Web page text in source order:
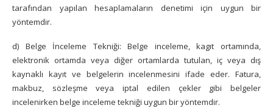
tarafından yapılan hesaplamaların denetimi için uygun bir
yöntemdir.
d) Belge İnceleme Tekniği: Belge inceleme, kagıt ortamında,
elektronik ortamda veya diğer ortamlarda tutulan, iç veya dış
kaynaklı kayıt ve belgelerin incelenmesini ifade eder. Fatura,
makbuz, sözleşme veya iptal edilen çekler gibi belgeler
incelenirken belge inceleme tekniği uygun bir yöntemdir.